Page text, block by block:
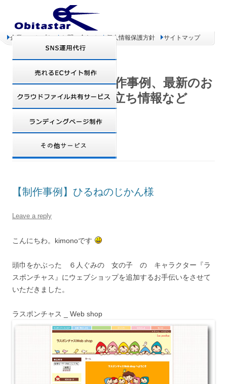
企業コンセプト お問い合わせ 個人情報保護方針 サイトマップ
オビタスター 制作事例、最新のお
得情報、お役立ち情報など
TAG ARCHIVES:オリジナルグッズ
【制作事例】ひるねのじかん様
Leave a reply
こんにちわ。kimonoです
頭巾をかぶった ６人ぐみの 女の子 の キャラクター『ラ
スポンチャス』にウェブショップを追加するお手伝いをさせて
いただきました。
ラスポンチャス _ Web shop